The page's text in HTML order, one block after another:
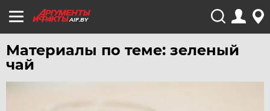
AIF.BY
Материалы по теме: зеленый
чай